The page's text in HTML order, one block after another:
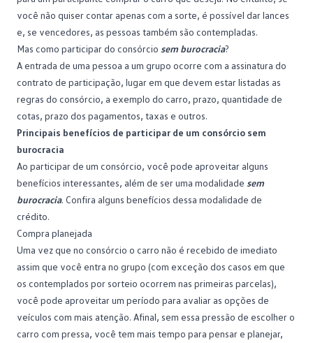
você não quiser contar apenas com a sorte, é possível dar lances
e, se vencedores, as pessoas também são contempladas.
Mas como participar do consórcio sem burocracia?
A entrada de uma pessoa a um grupo ocorre com a assinatura do
contrato de participação, lugar em que devem estar listadas as
regras do consórcio, a exemplo do carro, prazo, quantidade de
cotas, prazo dos pagamentos, taxas e outros.
Principais benefícios de participar de um consórcio sem
burocracia
Ao participar de um consórcio, você pode aproveitar alguns
benefícios interessantes, além de ser uma modalidade sem
burocracia. Confira alguns benefícios dessa modalidade de
crédito.
Compra planejada
Uma vez que no consórcio o carro não é recebido de imediato
assim que você entra no grupo (com exceção dos casos em que
os contemplados por sorteio ocorrem nas primeiras parcelas),
você pode aproveitar um período para avaliar as opções de
veículos com mais atenção. Afinal, sem essa pressão de escolher o
carro com pressa, você tem mais tempo para pensar e planejar,